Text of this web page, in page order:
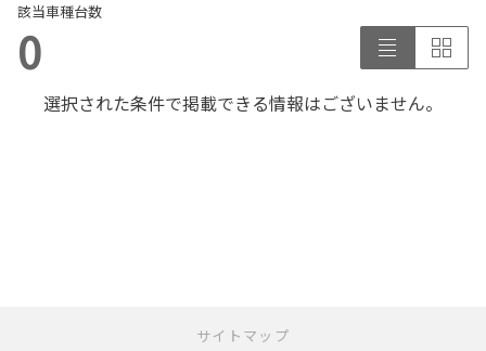
該当車種台数
0
選択された条件で掲載できる情報はございません。
サイトマップ